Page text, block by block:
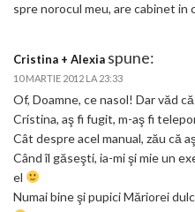
spre norocul meu, are cabinet
Cristina + Alexia spune:
10 MARTIE 2012 LA 23:33
Of, Doamne, ce nasol! Dar văd
Cristina, aş fi fugit, m-aş fi
Cât despre acel manual, zău că
Când îl găseşti, ia-mi şi mie un
el
Numai bine şi pupici Măriorei